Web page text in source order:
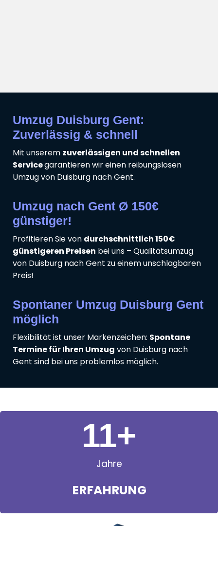
Umzug Duisburg Gent:
Zuverlässig & schnell
Mit unserem zuverlässigen und schnellen
Servicegarantieren wir einen reibungslosen
Umzug von Duisburg nach Gent.
Umzug nach Gent Ø 150€
günstiger!
Profitieren Sie von durchschnittlich 150€
günstigeren Preisen bei uns – Qualitätsumzug
von Duisburg nach Gent zu einem unschlagbaren
Preis!
Spontaner Umzug Duisburg Gent
möglich
Flexibilität ist unser Markenzeichen: Spontane
Termine für Ihren Umzug von Duisburg nach
Gent sind bei uns problemlos möglich.
Jahre
ERFAHRUNG
11+